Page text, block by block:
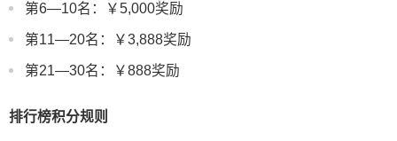
第6—10名：￥5,000奖励
第11—20名：￥3,888奖励
第21—30名：￥888奖励
排行榜积分规则